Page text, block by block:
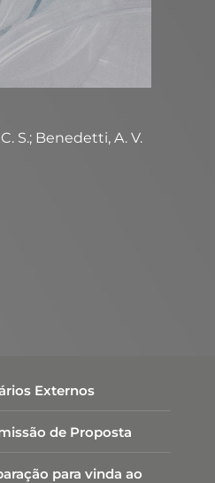
S.; Benedetti, A. V.
Externos
de Proposta
para vinda ao